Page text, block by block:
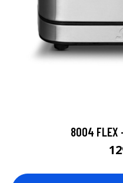
8004 FLEX